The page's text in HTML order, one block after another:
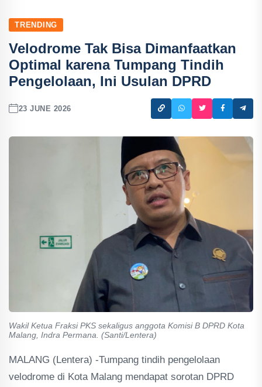
TRENDING
Velodrome Tak Bisa Dimanfaatkan
Optimal karena Tumpang Tindih
Pengelolaan, Ini Usulan DPRD
23 JUNE 2026
Wakil Ketua Fraksi PKS sekaligus anggota Komisi B DPRD Kota
Malang, Indra Permana. (Santi/Lentera)
MALANG (Lentera) -Tumpang tindih pengelolaan
velodrome di Kota Malang mendapat sorotan DPRD